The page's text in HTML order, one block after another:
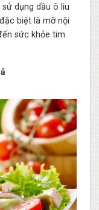
dụng dầu ô liu
biệt là mỡ nội
sức khỏe tim